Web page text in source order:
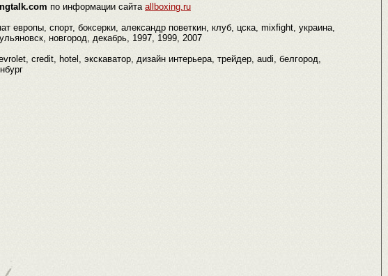
по информации сайта allboxing.ru
европы, спорт, боксерки, александр поветкин, клуб, цска, mixfight, украина,
новгород, декабрь, 1997, 1999, 2007
credit, hotel, экскаватор, дизайн интерьера, трейдер, audi, белгород,